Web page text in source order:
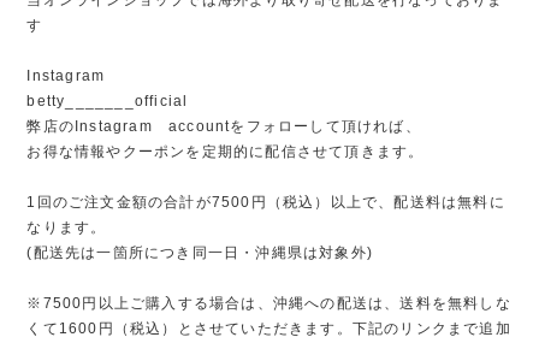
す
Instagram
betty_______official
弊店のInstagram accountをフォローして頂ければ、
お得な情報やクーポンを定期的に配信させて頂きます。
1回のご注文金額の合計が7500円（税込）以上で、配送料は無料に
なります。
(配送先は一箇所につき同一日・沖縄県は対象外)
※7500円以上ご購入する場合は、沖縄への配送は、送料を無料しな
くて1600円（税込）とさせていただきます。下記のリンクまで追加